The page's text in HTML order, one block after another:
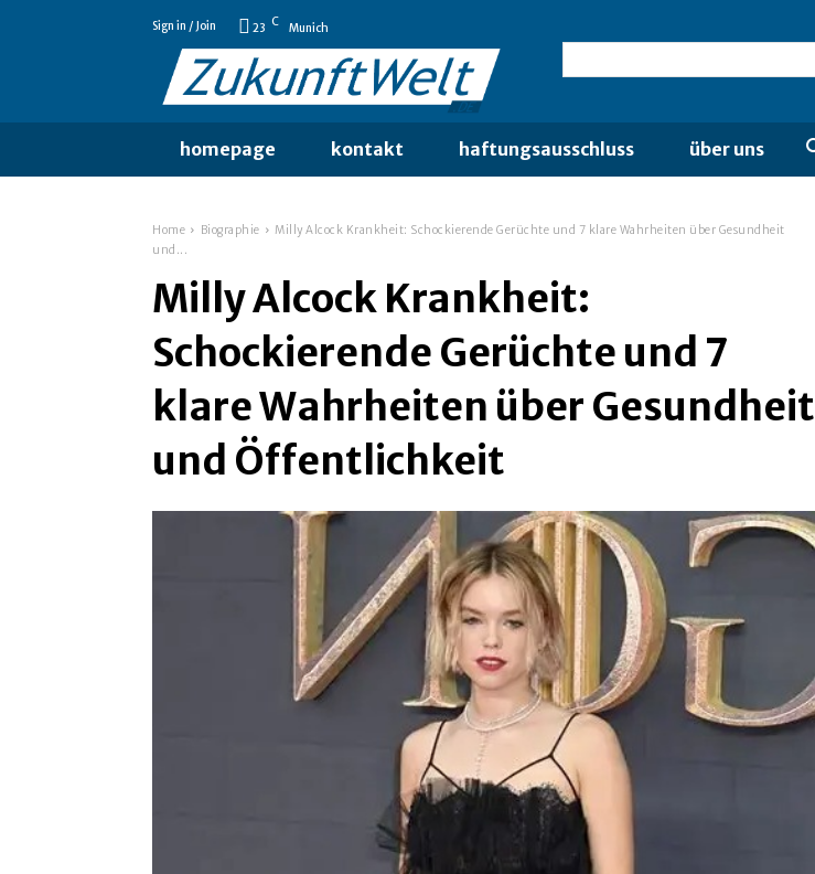
Sign in / Join 23 C Munich
homepage kontakt haftungsausschluss über uns
Home Biographie
Milly Alcock Krankheit: Schockierende Gerüchte und 7 klare Wahrheiten über Gesundheit
und...
Milly Alcock Krankheit:
Schockierende Gerüchte und 7
klare Wahrheiten über Gesundheit
und Öffentlichkeit